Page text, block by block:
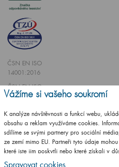
ČSN EN ISO
14001:2016
ČSN EN ISO
9001:2016
Vytvořilo studioCZECHGROUP.cz
Vážíme si vašeho soukromí
K analýze návštěvnosti a funkcí webu,
obsahu a reklam využíváme cookies.
sdílíme se svými partnery pro sociální
ze zemí mimo EU. Partneři tyto údaje
které jste jim poskytli nebo které získali v
služby.
Podrobné informace
Spravovat cookies